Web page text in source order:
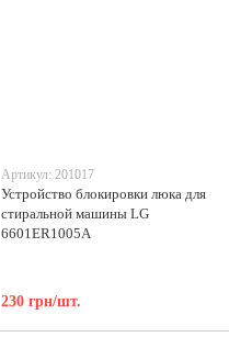
Артикул: 201017
Устройство блокировки люка для
стиральной машины LG
6601ER1005A
230 грн/шт.